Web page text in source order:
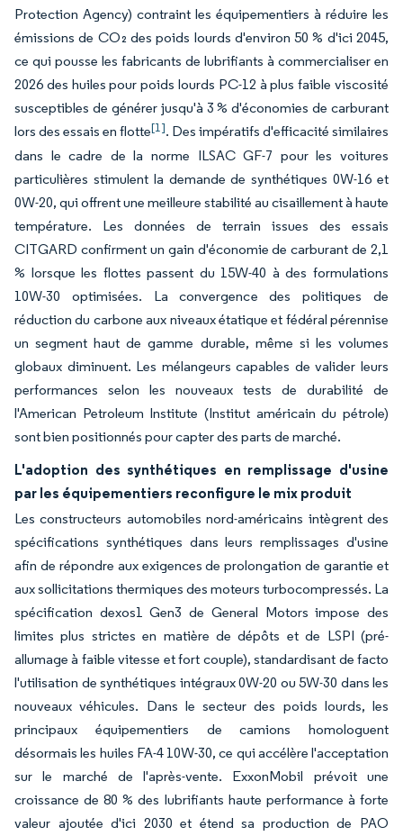
Protection Agency) contraint les équipementiers à réduire les
émissions de CO₂ des poids lourds d'environ 50 % d'ici 2045,
ce qui pousse les fabricants de lubrifiants à commercialiser en
2026 des huiles pour poids lourds PC-12 à plus faible viscosité
susceptibles de générer jusqu'à 3 % d'économies de carburant
lors des essais en flotte[1]. Des impératifs d'efficacité similaires
dans le cadre de la norme ILSAC GF-7 pour les voitures
particulières stimulent la demande de synthétiques 0W-16 et
0W-20, qui offrent une meilleure stabilité au cisaillement à haute
température. Les données de terrain issues des essais
CITGARD confirment un gain d'économie de carburant de 2,1
% lorsque les flottes passent du 15W-40 à des formulations
10W-30 optimisées. La convergence des politiques de
réduction du carbone aux niveaux étatique et fédéral pérennise
un segment haut de gamme durable, même si les volumes
globaux diminuent. Les mélangeurs capables de valider leurs
performances selon les nouveaux tests de durabilité de
l'American Petroleum Institute (Institut américain du pétrole)
sont bien positionnés pour capter des parts de marché.
L'adoption des synthétiques en remplissage d'usine
par les équipementiers reconfigure le mix produit
Les constructeurs automobiles nord-américains intègrent des
spécifications synthétiques dans leurs remplissages d'usine
afin de répondre aux exigences de prolongation de garantie et
aux sollicitations thermiques des moteurs turbocompressés. La
spécification dexos1 Gen3 de General Motors impose des
limites plus strictes en matière de dépôts et de LSPI (pré-
allumage à faible vitesse et fort couple), standardisant de facto
l'utilisation de synthétiques intégraux 0W-20 ou 5W-30 dans les
nouveaux véhicules. Dans le secteur des poids lourds, les
principaux équipementiers de camions homologuent
désormais les huiles FA-4 10W-30, ce qui accélère l'acceptation
sur le marché de l'après-vente. ExxonMobil prévoit une
croissance de 80 % des lubrifiants haute performance à forte
valeur ajoutée d'ici 2030 et étend sa production de PAO